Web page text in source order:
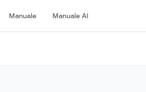
Manuale Manuale AI